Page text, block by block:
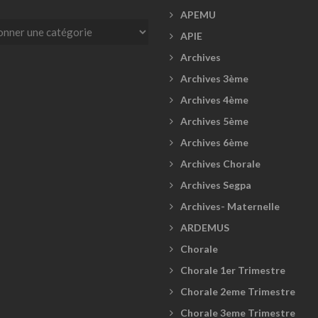
APEMU
APIE
Archives
Archives 3ème
Archives 4ème
Archives 5ème
Archives 6ème
Archives Chorale
Archives Segpa
Archives- Maternelle
ARDEMUS
Chorale
Chorale 1er Trimestre
Chorale 2eme Trimestre
Chorale 3eme Trimestre